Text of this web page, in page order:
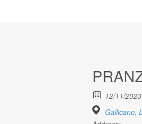
12/11/2023
Gallicano,